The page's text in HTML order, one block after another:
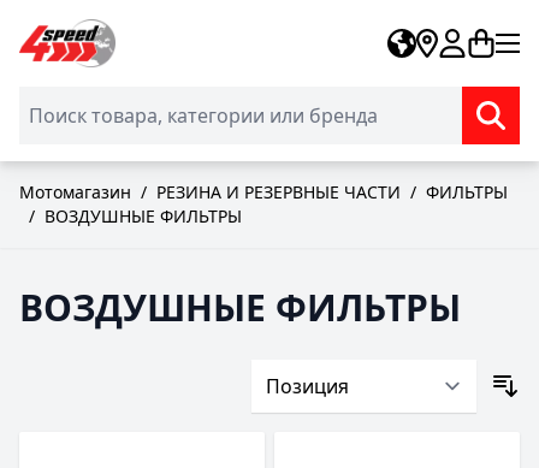
Skip to Content
Мотомагазин / РЕЗИНА И РЕЗЕРВНЫЕ ЧАСТИ / ФИЛЬТРЫ
/ ВОЗДУШНЫЕ ФИЛЬТРЫ
ВОЗДУШНЫЕ ФИЛЬТРЫ